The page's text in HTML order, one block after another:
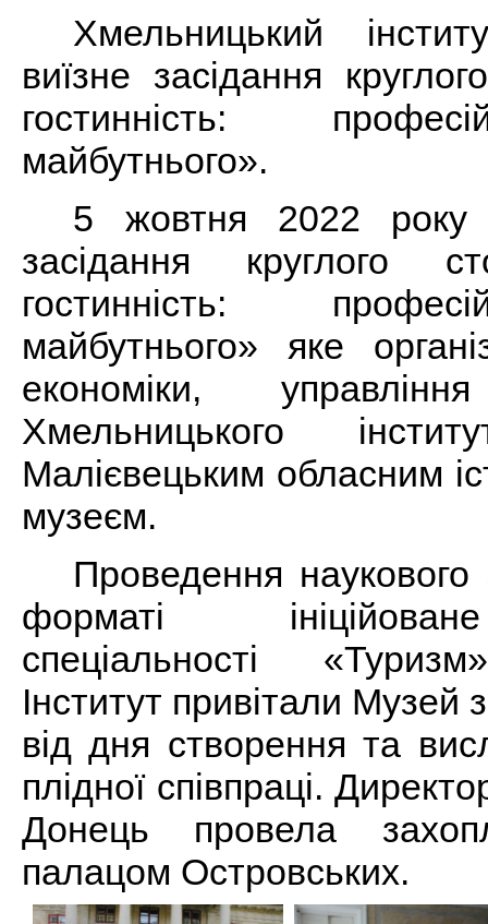
Хмельницький
виїзне засідання
гостинність:
майбутнього».
5 жовтня 2022 року
засідання круглого
гостинність:
майбутнього» яке
економіки,
Хмельницького
Малієвецьким обласним
музеєм.
Проведення наукового
форматі
спеціальності
Інститут привітали
від дня створення та
плідної співпраці.
Донець провела
палацом Островських.